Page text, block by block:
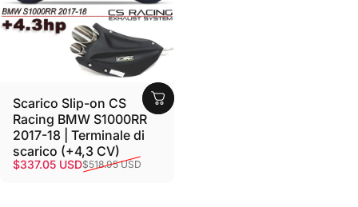
Scarico Slip-on CS
Racing BMW S1000RR
2017-18 | Terminale di
scarico (+4,3 CV)
Prezzo scontato
$337.05 USD
Prezzo di listino$518.95 USD